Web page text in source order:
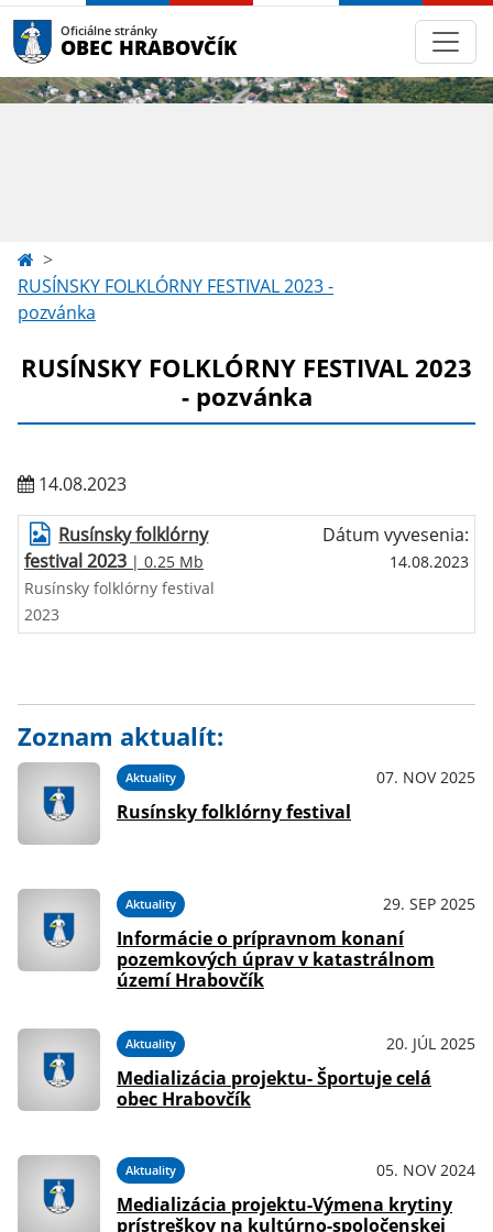
Oficiálne stránky
OBEC HRABOVČÍK
RUSÍNSKY FOLKLÓRNY FESTIVAL 2023 -
pozvánka
RUSÍNSKY FOLKLÓRNY FESTIVAL 2023
- pozvánka
14.08.2023
Rusínsky folklórny
festival 2023 | 0.25 Mb
Dátum vyvesenia:
14.08.2023
Rusínsky folklórny festival
2023
Zoznam aktualít:
Aktuality 07. NOV 2025
Rusínsky folklórny festival
Aktuality 29. SEP 2025
Informácie o prípravnom konaní
pozemkových úprav v katastrálnom
území Hrabovčík
Aktuality 20. JÚL 2025
Medializácia projektu- Športuje celá
obec Hrabovčík
Aktuality 05. NOV 2024
Medializácia projektu-Výmena krytiny
prístreškov na kultúrno-spoločenskej